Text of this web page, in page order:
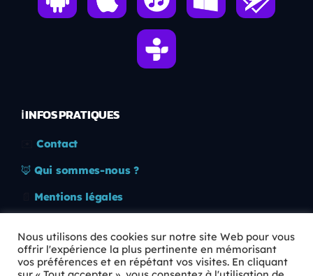
ℹ️ INFOS PRATIQUES
Contact
🦊 Qui sommes-nous ?
Mentions légales
🛡️ RGPD
Nous utilisons des cookies sur notre site Web pour vous
offrir l'expérience la plus pertinente en mémorisant
vos préférences et en répétant vos visites. En cliquant